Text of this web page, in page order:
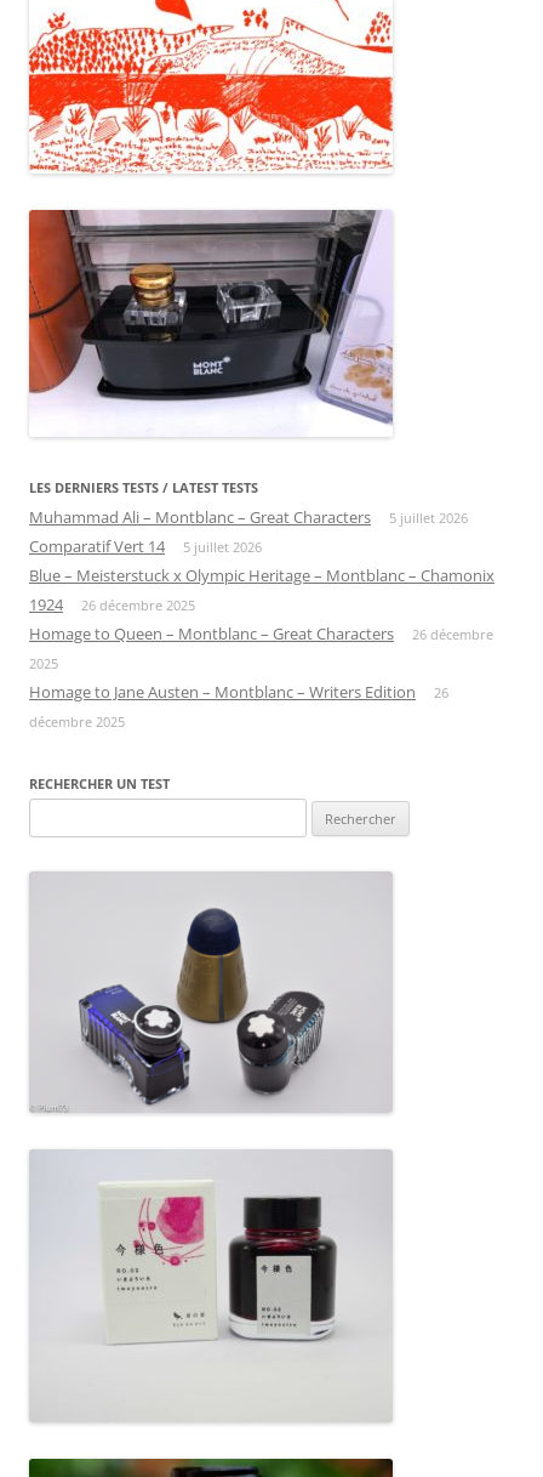
LES DERNIERS TESTS / LATEST TESTS
Muhammad Ali – Montblanc – Great Characters 5 juillet 2026
Comparatif Vert 14 5 juillet 2026
Blue – Meisterstuck x Olympic Heritage – Montblanc – Chamonix
1924
26 décembre 2025
Homage to Queen – Montblanc – Great Characters
26 décembre
2025
Homage to Jane Austen – Montblanc – Writers Edition
26
décembre 2025
RECHERCHER UN TEST